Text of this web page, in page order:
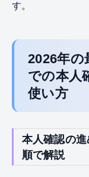
す。
2026年の
での本人
使い方
本人確認の
順で解説